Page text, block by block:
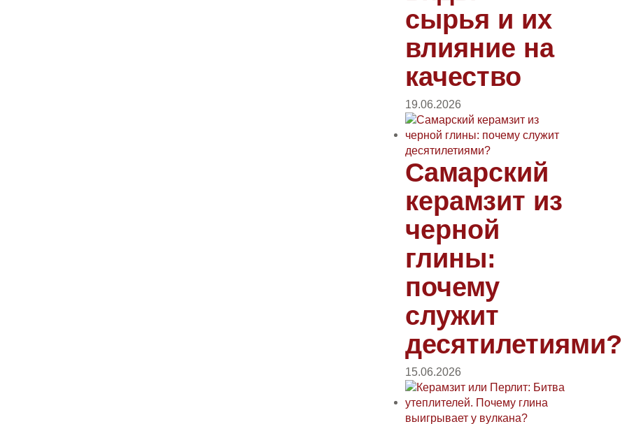
сырья и их
влияние на
качество
19.06.2026
Самарский
керамзит из
черной
глины:
почему
служит
десятилетиями?
15.06.2026